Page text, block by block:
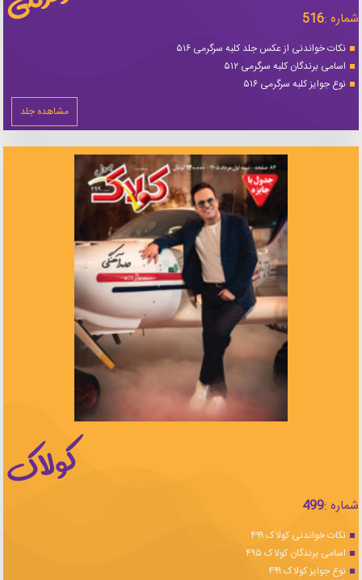
شماره :516
نکات خواندنی از عکس جلد کلبه سرگرمی ۵۱۶
اسامی برندگان کلبه سرگرمی ۵۱۲
نوع جوایز کلبه سرگرمی ۵۱۶
مشاهده جلد
شماره :499
نکات خواندنی کولاک ۴۹۹
اسامی برندگان کولاک ۴۹۵
نوع جوایز کولاک ۴۹۹